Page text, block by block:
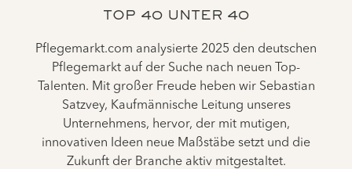
TOP 40 UNTER 40
Pflegemarkt.com analysierte 2025 den deutschen
Pflegemarkt auf der Suche nach neuen Top-
Talenten. Mit großer Freude heben wir Sebastian
Satzvey, Kaufmännische Leitung unseres
Unternehmens, hervor, der mit mutigen,
innovativen Ideen neue Maßstäbe setzt und die
Zukunft der Branche aktiv mitgestaltet.